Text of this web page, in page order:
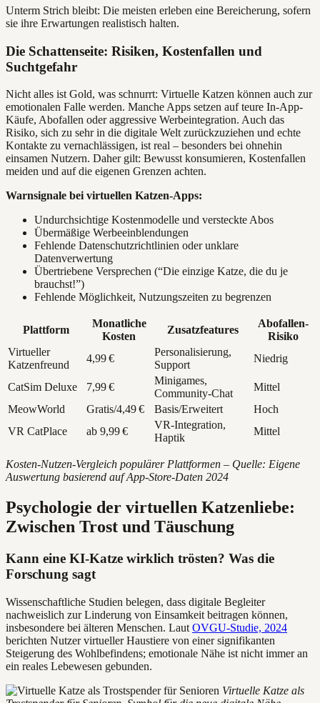
Unterm Strich bleibt: Die meisten erleben eine Bereicherung, sofern
sie ihre Erwartungen realistisch halten.
Die Schattenseite: Risiken, Kostenfallen und
Suchtgefahr
Nicht alles ist Gold, was schnurrt: Virtuelle Katzen können auch zur
emotionalen Falle werden. Manche Apps setzen auf teure In-App-
Käufe, Abofallen oder aggressive Werbeintegration. Auch das
Risiko, sich zu sehr in die digitale Welt zurückzuziehen und echte
Kontakte zu vernachlässigen, ist real – besonders bei ohnehin
einsamen Nutzern. Daher gilt: Bewusst konsumieren, Kostenfallen
meiden und auf die eigenen Grenzen achten.
Warnsignale bei virtuellen Katzen-Apps:
Undurchsichtige Kostenmodelle und versteckte Abos
Übermäßige Werbeeinblendungen
Fehlende Datenschutzrichtlinien oder unklare
Datenverwertung
Übertriebene Versprechen (“Die einzige Katze, die du je
brauchst!”)
Fehlende Möglichkeit, Nutzungszeiten zu begrenzen
Plattform
Monatliche
Kosten
Zusatzfeatures
Abofallen-
Risiko
Virtueller
Katzenfreund
4,99 €
Personalisierung,
Support
Niedrig
CatSim Deluxe 7,99 €
Minigames,
Community-Chat
Mittel
MeowWorld
Gratis/4,49 € Basis/Erweitert
Hoch
VR CatPlace
ab 9,99 €
VR-Integration,
Haptik
Mittel
Kosten-Nutzen-Vergleich populärer Plattformen – Quelle: Eigene
Auswertung basierend auf App-Store-Daten 2024
Psychologie der virtuellen Katzenliebe:
Zwischen Trost und Täuschung
Kann eine KI-Katze wirklich trösten? Was die
Forschung sagt
Wissenschaftliche Studien belegen, dass digitale Begleiter
nachweislich zur Linderung von Einsamkeit beitragen können,
insbesondere bei älteren Menschen. Laut OVGU-Studie, 2024
berichten Nutzer virtueller Haustiere von einer signifikanten
Steigerung des Wohlbefindens; emotionale Nähe ist nicht immer an
ein reales Lebewesen gebunden.
Virtuelle Katze als